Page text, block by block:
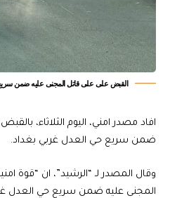
القبض على على قاتل المجنى عليه ضمن
افاد مصدر امني، اليوم الثلاثاء،
ضمن سريع حي العدل غربي بغداد.
وقال المصدر لـ “الرشيد”، ان “قوة
المجنى عليه ضمن سريع حي العدل